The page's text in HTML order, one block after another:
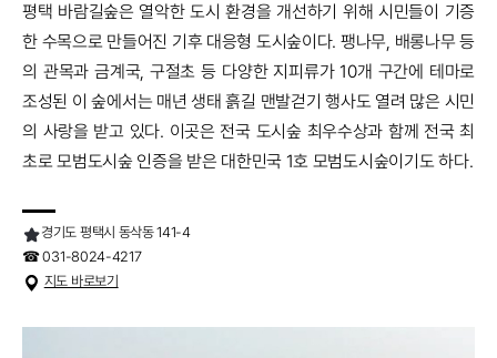
평택 바람길숲은 열악한 도시 환경을 개선하기 위해 시민들이 기증
한 수목으로 만들어진 기후 대응형 도시숲이다. 팽나무, 배롱나무 등
의 관목과 금계국, 구절초 등 다양한 지피류가 10개 구간에 테마로
조성된 이 숲에서는 매년 생태 흙길 맨발걷기 행사도 열려 많은 시민
의 사랑을 받고 있다. 이곳은 전국 도시숲 최우수상과 함께 전국 최
초로 모범도시숲 인증을 받은 대한민국 1호 모범도시숲이기도 하다.
경기도 평택시 동삭동 141-4
☎ 031-8024-4217
지도 바로보기